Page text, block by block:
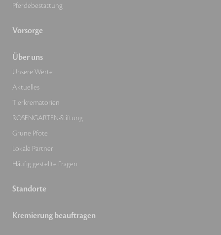
Pferdebestattung
Vorsorge
Über uns
Unsere Werte
Aktuelles
Tierkrematorien
ROSENGARTEN-Stiftung
Grüne Pfote
Lokale Partner
Häufig gestellte Fragen
Standorte
Kremierung beauftragen